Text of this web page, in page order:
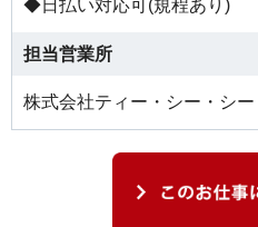
◆日払い対応可(規程あり)
担当営業所
株式会社ティー・シー・シ